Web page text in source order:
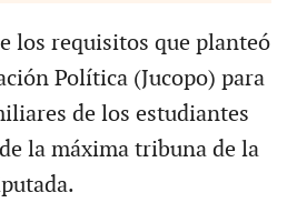
los requisitos que planteó
Política (Jucopo) para
de los estudiantes
la máxima tribuna de la